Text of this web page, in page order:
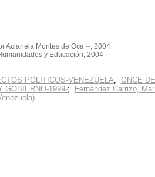
Acianela Montes de Oca --, 2004
y Educación, 2004
POLITICOS-VENEZUELA; ONCE DE
GOBIERNO-1999-;
Fernández Carrizo,